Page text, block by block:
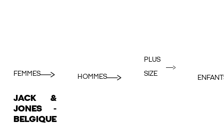
FEMMES HOMMES
PLUS
SIZE
JACK &
JONES -
BELGIQUE